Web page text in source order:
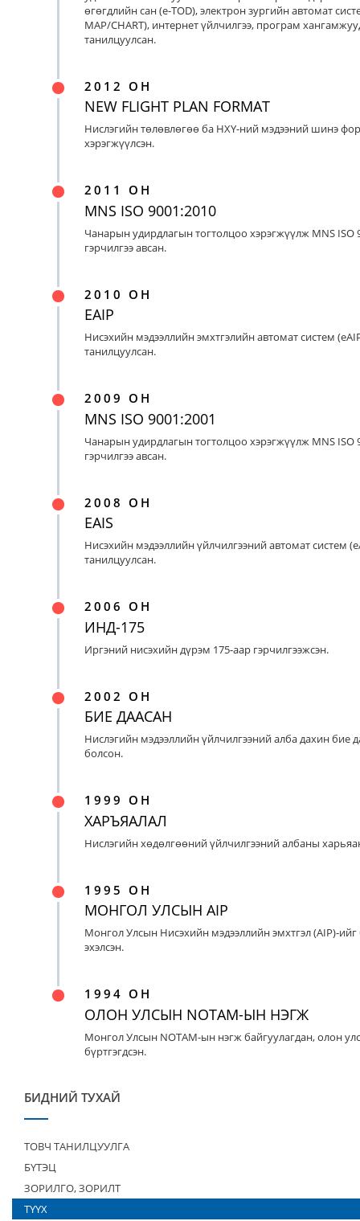
өгөгдлийн сан (e-TOD), электрон зургийн автомат
MAP/CHART), интернет үйлчилгээ, програм
танилцуулсан.
2012 ОН
NEW FLIGHT PLAN FORMAT
Нислэгийн төлөвлөгөө ба НХҮ-ний мэдээний шинэ
хэрэгжүүлсэн.
2011 ОН
MNS ISO 9001:2010
Чанарын удирдлагын тогтолцоо хэрэгжүүлж MNS ISO
гэрчилгээ авсан.
2010 ОН
EAIP
Нисэхийн мэдээллийн эмхтгэлийн автомат систем
танилцуулсан.
2009 ОН
MNS ISO 9001:2001
Чанарын удирдлагын тогтолцоо хэрэгжүүлж MNS ISO
гэрчилгээ авсан.
2008 ОН
EAIS
Нисэхийн мэдээллийн үйлчилгээний автомат систем
танилцуулсан.
2006 ОН
ИНД-175
Иргэний нисэхийн дүрэм 175-аар гэрчилгээжсэн.
2002 ОН
БИЕ ДААСАН
Нислэгийн мэдээллийн үйлчилгээний алба дахин бие
болсон.
1999 ОН
ХАРЪЯАЛАЛ
Нислэгийн хөдөлгөөний үйлчилгээний албаны
1995 ОН
МОНГОЛ УЛСЫН AIP
Монгол Улсын Нисэхийн мэдээллийн эмхтгэл (AIP)-
эхэлсэн.
1994 ОН
ОЛОН УЛСЫН NOTAM-ЫН НЭГЖ
Монгол Улсын NOTAM-ын нэгж байгуулагдан, олон
бүртгэгдсэн.
БИДНИЙ ТУХАЙ
ТОВЧ ТАНИЛЦУУЛГА
БҮТЭЦ
ЗОРИЛГО, ЗОРИЛТ
ТҮҮХ